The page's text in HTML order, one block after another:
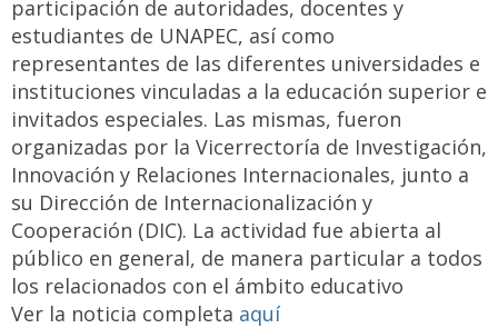
participación de autoridades, docentes y
estudiantes de UNAPEC, así como
representantes de las diferentes universidades e
instituciones vinculadas a la educación superior e
invitados especiales. Las mismas, fueron
organizadas por la Vicerrectoría de Investigación,
Innovación y Relaciones Internacionales, junto a
su Dirección de Internacionalización y
Cooperación (DIC). La actividad fue abierta al
público en general, de manera particular a todos
los relacionados con el ámbito educativo
Ver la noticia completa aquí